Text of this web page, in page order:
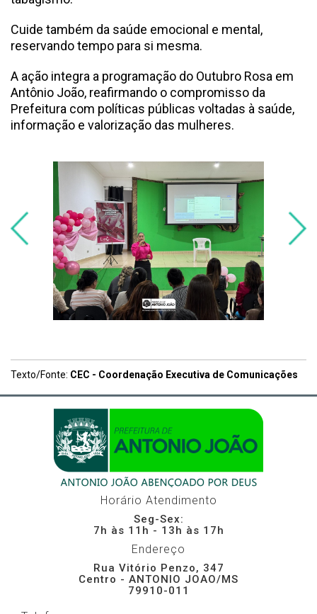
Cuide também da saúde emocional e mental,
reservando tempo para si mesma.
A ação integra a programação do Outubro Rosa em
Antônio João, reafirmando o compromisso da
Prefeitura com políticas públicas voltadas à saúde,
informação e valorização das mulheres.
Texto/Fonte: CEC - Coordenação Executiva de Comunicações
Horário Atendimento
Seg-Sex:
7h às 11h - 13h às 17h
Endereço
Rua Vitório Penzo, 347
Centro - ANTONIO JOAO/MS
79910-011